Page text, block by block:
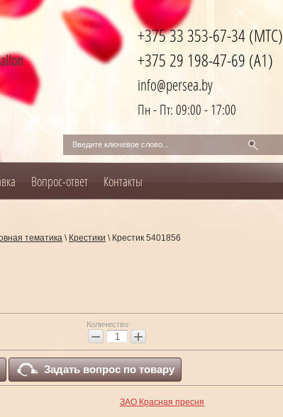
+375 33 353-67-34 (МТС)
+375 29 198-47-69 (A1)
info@persea.by
Пн - Пт: 09:00 - 17:00
Вопрос-ответ Контакты
тематика \ Крестики \ Крестик 5401856
Количество:
− +
Задать вопрос по товару
ЗАО Красная пресня